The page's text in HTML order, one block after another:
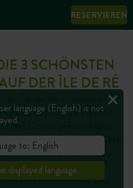
RESERVIEREN
3 SCHÖNSTEN
DER ÎLE DE RÉ
Erfahrung im Herzen
der Ozean auf die Natur
besondere Campingplätze
Wünschen zu verbringen:
und mit
Inselatmosphäre und
language (English) is not
to: English
displayed language